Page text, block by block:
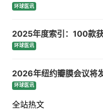
环球医讯
2025年度索引：100款
环球医讯
2026年纽约瓣膜会议将
环球医讯
全站热文